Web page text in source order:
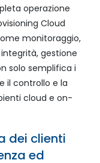
operazione
Cloud
monitoraggio,
gestione
solo semplifica i
il controllo e la
cloud e on-
dei clienti
ed